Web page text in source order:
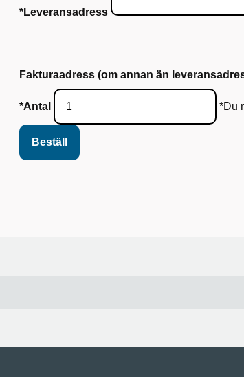
*Leveransadress
Fakturaadress (om annan än
*Antal *Du